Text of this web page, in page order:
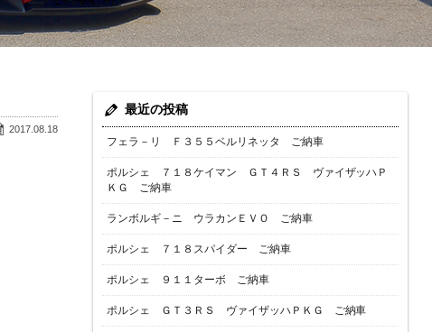
2017.08.18
最近の投稿
フェラ－リ Ｆ３５５ベルリネッタ ご納車
ポルシェ ７１８ケイマン ＧＴ４ＲＳ ヴァイザッハＰ
ＫＧ ご納車
ランボルギ－ニ ウラカンＥＶＯ ご納車
ポルシェ ７１８スパイダー ご納車
ポルシェ ９１１ターボ ご納車
ポルシェ ＧＴ３ＲＳ ヴァイザッハＰＫＧ ご納車